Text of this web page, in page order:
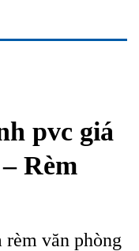
pvc giá
Rèm
rèm văn phòng